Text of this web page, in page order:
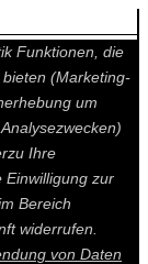
gesetzt.
Funktionen, die
(Marketing-
um
Ihre
Einwilligung zur
Bereich
widerrufen.
von Daten